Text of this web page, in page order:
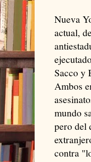
Nueva
actual,
Sacco y
Ambos
mundo
pero del
contra